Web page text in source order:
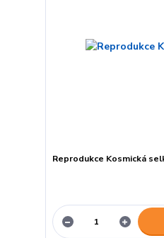
Reprodukce Kosmická